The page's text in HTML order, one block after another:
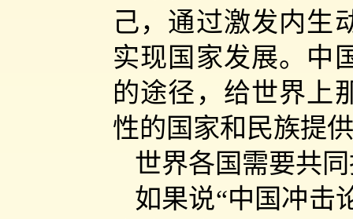
己，通过激发内生
实现国家发展。中
的途径，给世界上
性的国家和民族提
世界各国需要共
如果说“中国冲击